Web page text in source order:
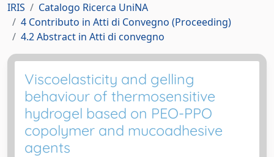
IRIS
Catalogo Ricerca UniNA
4 Contributo in Atti di Convegno (Proceeding)
4.2 Abstract in Atti di convegno
Viscoelasticity and gelling
behaviour of thermosensitive
hydrogel based on PEO-PPO
copolymer and mucoadhesive
agents